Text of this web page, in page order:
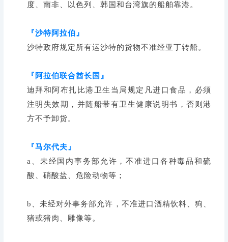
度、南非、以色列、韩国和台湾旗的船舶靠港。
『沙特阿拉伯』
沙特政府规定所有运沙特的货物不准经亚丁转船。
『阿拉伯联合酋长国』
迪拜和阿布扎比港卫生当局规定凡进口食品，必须
注明失效期，并随船带有卫生健康说明书，否则港
方不予卸货。
『马尔代夫』
a、未经国内事务部允许，不准进口各种毒品和硫
酸、硝酸盐、危险动物等；
b、未经对外事务部允许，不准进口酒精饮料、狗、
猪或猪肉、雕像等。